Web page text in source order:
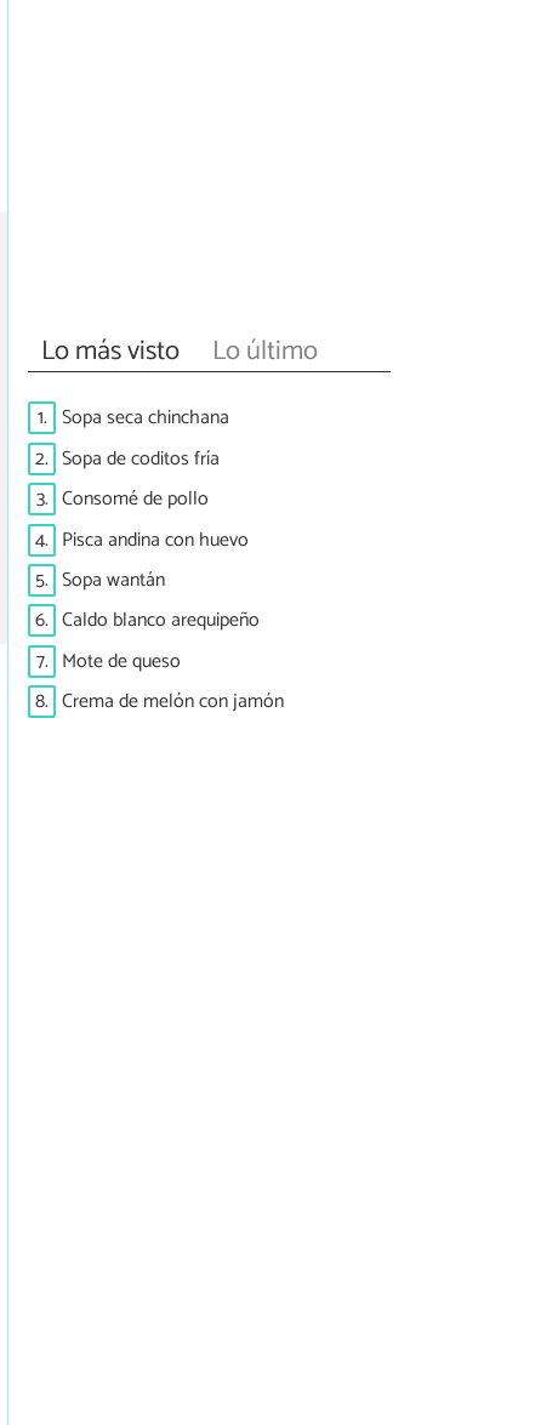
Lo más visto Lo último
1. Sopa seca chinchana
2. Sopa de coditos fría
3. Consomé de pollo
4. Pisca andina con huevo
5. Sopa wantán
6. Caldo blanco arequipeño
7. Mote de queso
8. Crema de melón con jamón